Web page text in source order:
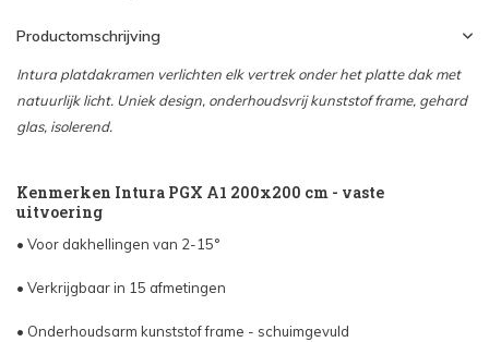
Productomschrijving
Intura platdakramen verlichten elk vertrek onder het platte dak met
natuurlijk licht. Uniek design, onderhoudsvrij kunststof frame, gehard
glas, isolerend.
Kenmerken Intura PGX A1 200x200 cm - vaste
uitvoering
• Voor dakhellingen van 2-15°
• Verkrijgbaar in 15 afmetingen
• Onderhoudsarm kunststof frame - schuimgevuld